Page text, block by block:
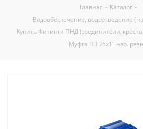
Главная - Каталог -
Водообеспечение, водоотведение
Купить Фитинги ПНД (соединители,
Муфта ПЭ 25х1" нар.